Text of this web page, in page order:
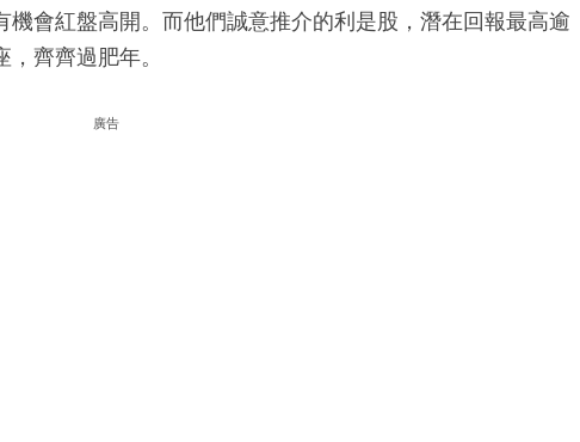
會紅盤高開。而他們誠意推介的利是股，潛在回報最高逾
齊齊過肥年。
廣告